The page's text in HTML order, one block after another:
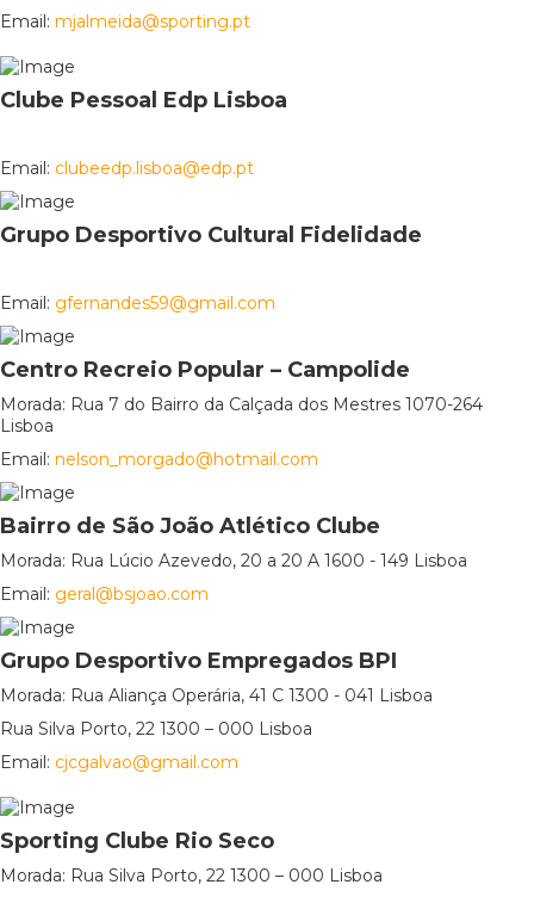
Email: mjalmeida@sporting.pt
Clube Pessoal Edp Lisboa
Email: clubeedp.lisboa@edp.pt
Grupo Desportivo Cultural Fidelidade
Email: gfernandes59@gmail.com
Centro Recreio Popular – Campolide
Morada: Rua 7 do Bairro da Calçada dos Mestres 1070-264
Lisboa
Email: nelson_morgado@hotmail.com
Bairro de São João Atlético Clube
Morada: Rua Lúcio Azevedo, 20 a 20 A 1600 - 149 Lisboa
Email: geral@bsjoao.com
Grupo Desportivo Empregados BPI
Morada: Rua Aliança Operária, 41 C 1300 - 041 Lisboa
Rua Silva Porto, 22 1300 – 000 Lisboa
Email: cjcgalvao@gmail.com
Sporting Clube Rio Seco
Morada: Rua Silva Porto, 22 1300 – 000 Lisboa